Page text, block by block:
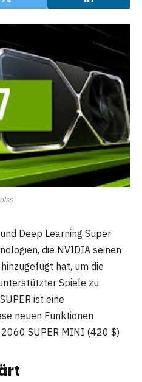
dlss
Deep Learning Super
die NVIDIA seinen
hat, um die
Spiele zu
ist eine
neuen Funktionen
2060 SUPER MINI (420 $)